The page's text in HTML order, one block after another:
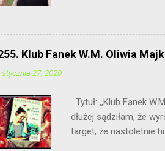
powtórka z rozrywki?
bohaterem zbioru
pomaga wykonując za
Umowa wydaje się
Klub Fanek W.M. Oliwia
stycznia 27, 2020
Tytuł: ,,Klub Fanek
dłużej sądziłam, że
target, że nastoletnie